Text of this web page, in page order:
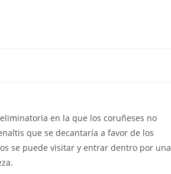
en la que los coruñeses no
que se decantaría a favor de los
se puede visitar y entrar dentro por una